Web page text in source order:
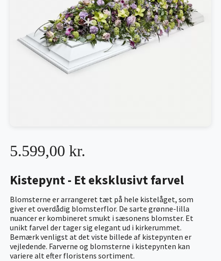
Kistepynt - Et eksklusivt farvel
Blomsterne er arrangeret tæt på hele kistelåget, som
giver et overdådig blomsterflor. De sarte grønne-lilla
nuancer er kombineret smukt i sæsonens blomster. Et
unikt farvel der tager sig elegant ud i kirkerummet.
Bemærk venligst at det viste billede af kistepynten er
vejledende. Farverne og blomsterne i kistepynten kan
variere alt efter floristens sortiment.
5.599,00 kr.